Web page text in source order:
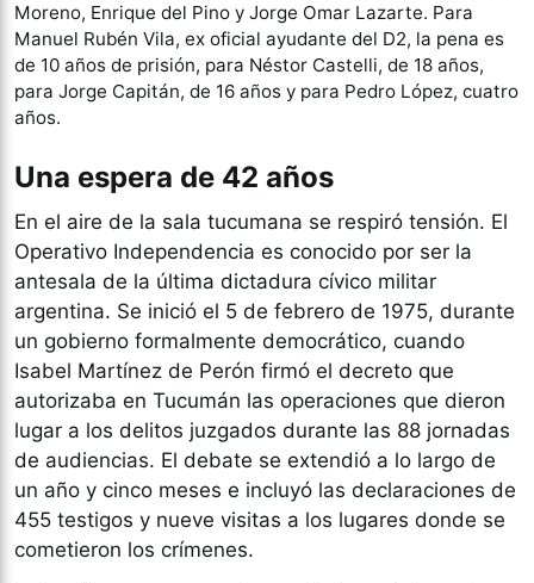
Moreno, Enrique del Pino y Jorge Omar Lazarte. Para
Manuel Rubén Vila, ex oficial ayudante del D2, la pena es
de 10 años de prisión, para Néstor Castelli, de 18 años,
para Jorge Capitán, de 16 años y para Pedro López, cuatro
años.
Una espera de 42 años
En el aire de la sala tucumana se respiró tensión. El
Operativo Independencia es conocido por ser la
antesala de la última dictadura cívico militar
argentina. Se inició el 5 de febrero de 1975, durante
un gobierno formalmente democrático, cuando
Isabel Martínez de Perón firmó el decreto que
autorizaba en Tucumán las operaciones que dieron
lugar a los delitos juzgados durante las 88 jornadas
de audiencias. El debate se extendió a lo largo de
un año y cinco meses e incluyó las declaraciones de
455 testigos y nueve visitas a los lugares donde se
cometieron los crímenes.